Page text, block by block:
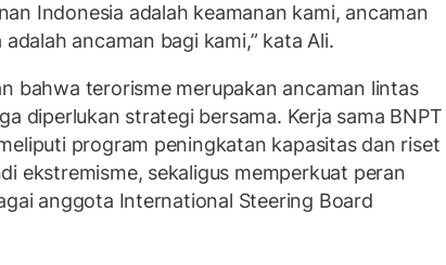
Indonesia adalah keamanan kami, ancaman
ancaman bagi kami,” kata Ali.
bahwa terorisme merupakan ancaman lintas
diperlukan strategi bersama. Kerja sama BNPT
program peningkatan kapasitas dan riset
ekstremisme, sekaligus memperkuat peran
anggota International Steering Board